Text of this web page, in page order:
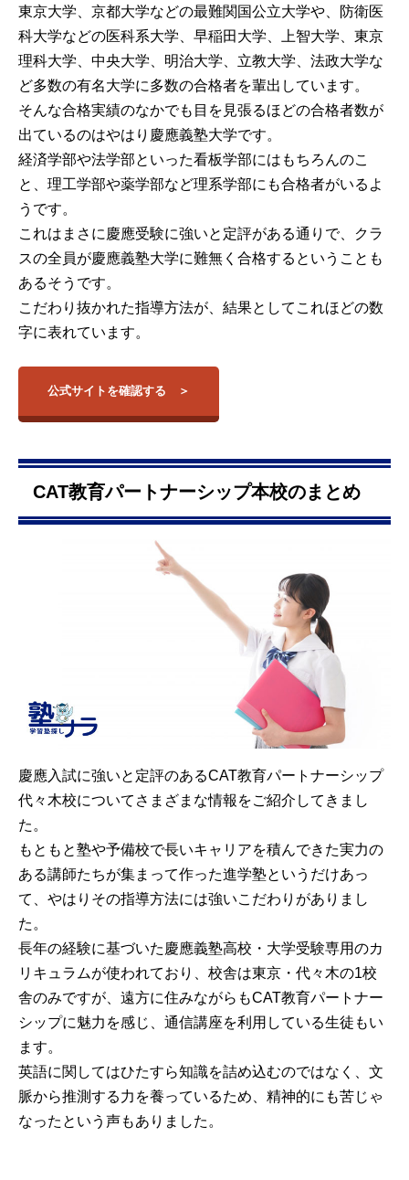
東京大学、京都大学などの最難関国公立大学や、防衛医
科大学などの医科系大学、早稲田大学、上智大学、東京
理科大学、中央大学、明治大学、立教大学、法政大学な
ど多数の有名大学に多数の合格者を輩出しています。
そんな合格実績のなかでも目を見張るほどの合格者数が
出ているのはやはり慶應義塾大学です。
経済学部や法学部といった看板学部にはもちろんのこ
と、理工学部や薬学部など理系学部にも合格者がいるよ
うです。
これはまさに慶應受験に強いと定評がある通りで、クラ
スの全員が慶應義塾大学に難無く合格するということも
あるそうです。
こだわり抜かれた指導方法が、結果としてこれほどの数
字に表れています。
公式サイトを確認する
CAT教育パートナーシップ本校のまとめ
慶應入試に強いと定評のあるCAT教育パートナーシップ
代々木校についてさまざまな情報をご紹介してきまし
た。
もともと塾や予備校で長いキャリアを積んできた実力の
ある講師たちが集まって作った進学塾というだけあっ
て、やはりその指導方法には強いこだわりがありまし
た。
長年の経験に基づいた慶應義塾高校・大学受験専用のカ
リキュラムが使われており、校舎は東京・代々木の1校
舎のみですが、遠方に住みながらもCAT教育パートナー
シップに魅力を感じ、通信講座を利用している生徒もい
ます。
英語に関してはひたすら知識を詰め込むのではなく、文
脈から推測する力を養っているため、精神的にも苦じゃ
なったという声もありました。